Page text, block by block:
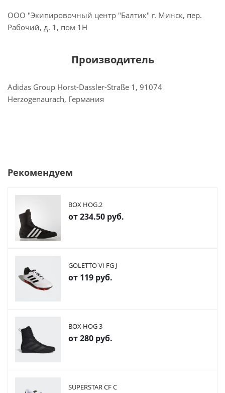
ООО "Экипировочный центр "Балтик" г. Минск, пер.
Рабочий, д. 1, пом 1Н
Производитель
Adidas Group Horst-Dassler-Straße 1, 91074
Herzogenaurach, Германия
Рекомендуем
BOX HOG.2
от234.50 руб.
GOLETTO VI FG J
от 119 руб.
BOX HOG 3
от280 руб.
SUPERSTAR CF C